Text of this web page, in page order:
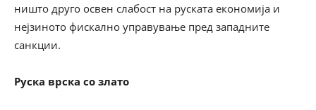
ништо друго освен слабост на руската економија и
нејзиното фискално управување пред западните
санкции.
Руска врска со злато